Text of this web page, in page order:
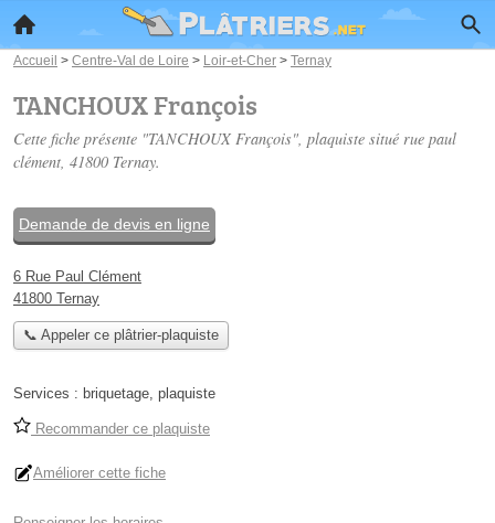
Accueil > Centre-Val de Loire > Loir-et-Cher > Ternay
TANCHOUX François
Cette fiche présente "TANCHOUX François", plaquiste situé rue paul
clément, 41800 Ternay.
Demande de devis en ligne
6 Rue Paul Clément
41800 Ternay
📞 Appeler ce plâtrier-plaquiste
Services : briquetage, plaquiste
Recommander ce plaquiste
Améliorer cette fiche